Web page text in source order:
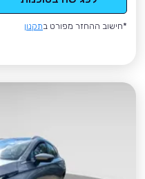
*חישוב ההחזר מפורט בתקנון